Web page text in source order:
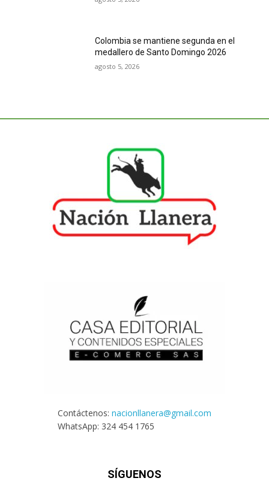
Colombia se mantiene segunda en el
medallero de Santo Domingo 2026
agosto 5, 2026
Contáctenos: nacionllanera@gmail.com
WhatsApp: 324 454 1765
SÍGUENOS